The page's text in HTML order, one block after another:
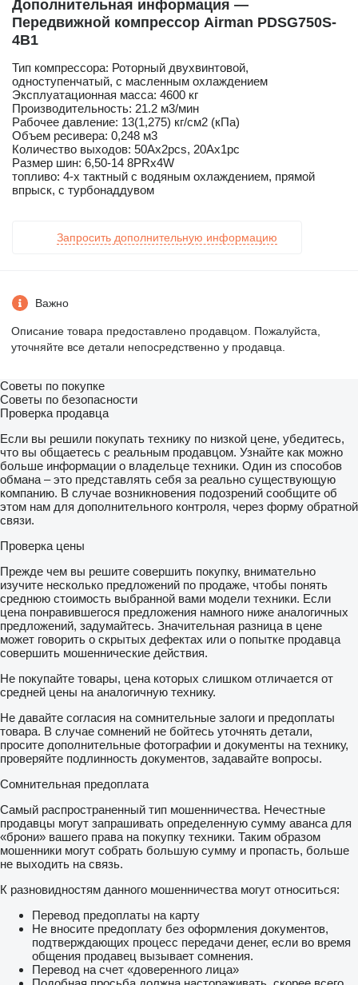
Дополнительная информация —
Передвижной компрессор Airman PDSG750S-
4B1
Тип компрессора: Роторный двухвинтовой,
одноступенчатый, с масленным охлаждением
Эксплуатационная масса: 4600 кг
Производительность: 21.2 м3/мин
Рабочее давление: 13(1,275) кг/см2 (кПа)
Объем ресивера: 0,248 м3
Количество выходов: 50Ах2pcs, 20Ax1pc
Размер шин: 6,50-14 8PRх4W
топливо: 4-х тактный с водяным охлаждением, прямой
впрыск, с турбонаддувом
Запросить дополнительную информацию
Важно
Описание товара предоставлено продавцом. Пожалуйста,
уточняйте все детали непосредственно у продавца.
Советы по покупке
Советы по безопасности
Проверка продавца
Если вы решили покупать технику по низкой цене, убедитесь,
что вы общаетесь с реальным продавцом. Узнайте как можно
больше информации о владельце техники. Один из способов
обмана – это представлять себя за реально существующую
компанию. В случае возникновения подозрений сообщите об
этом нам для дополнительного контроля, через форму обратной
связи.
Проверка цены
Прежде чем вы решите совершить покупку, внимательно
изучите несколько предложений по продаже, чтобы понять
среднюю стоимость выбранной вами модели техники. Если
цена понравившегося предложения намного ниже аналогичных
предложений, задумайтесь. Значительная разница в цене
может говорить о скрытых дефектах или о попытке продавца
совершить мошеннические действия.
Не покупайте товары, цена которых слишком отличается от
средней цены на аналогичную технику.
Не давайте согласия на сомнительные залоги и предоплаты
товара. В случае сомнений не бойтесь уточнять детали,
просите дополнительные фотографии и документы на технику,
проверяйте подлинность документов, задавайте вопросы.
Сомнительная предоплата
Самый распространенный тип мошенничества. Нечестные
продавцы могут запрашивать определенную сумму аванса для
«брони» вашего права на покупку техники. Таким образом
мошенники могут собрать большую сумму и пропасть, больше
не выходить на связь.
К разновидностям данного мошенничества могут относиться:
Перевод предоплаты на карту
Не вносите предоплату без оформления документов,
подтверждающих процесс передачи денег, если во время
общения продавец вызывает сомнения.
Перевод на счет «доверенного лица»